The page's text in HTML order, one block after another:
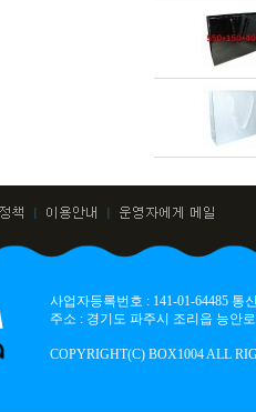
사업자등록번호 : 141-01-64485
주소 : 경기도 파주시 조리읍 능안
COPYRIGHT(C) BOX1004 ALL